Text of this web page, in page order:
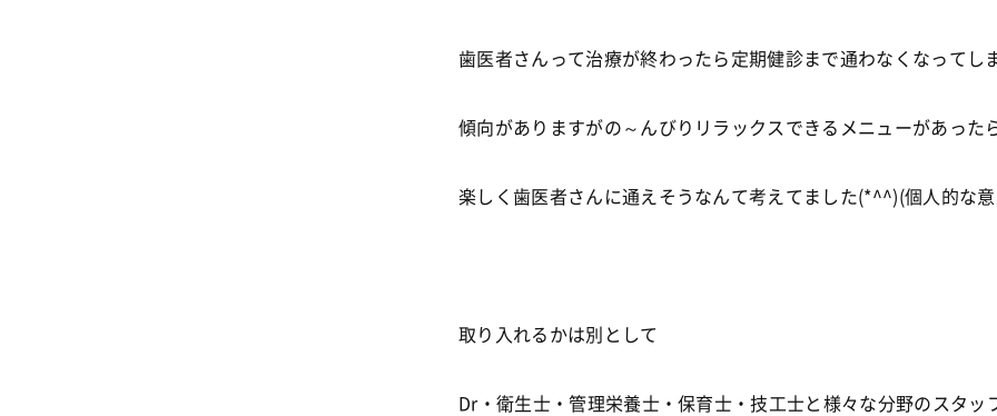
歯医者さんって治療が終わったら定期健診まで通わなくなってし
傾向がありますがの～んびりリラックスできるメニューがあった
楽しく歯医者さんに通えそうなんて考えてました(*^^)(個人的な
取り入れるかは別として
Dr・衛生士・管理栄養士・保育士・技工士と様々な分野のスタッ